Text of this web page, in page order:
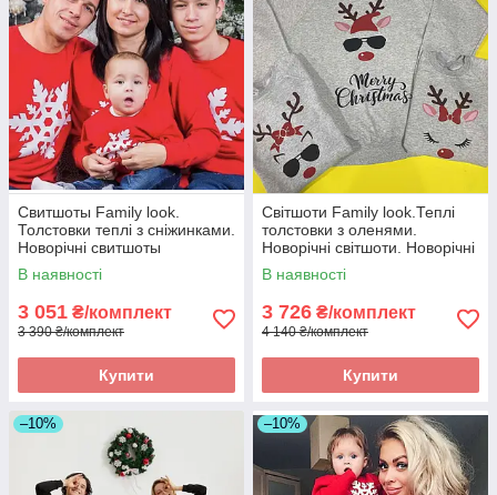
Свитшоты Family look.
Толстовки теплі з сніжинками.
Новорічні свитшоты
В наявності
3 051 ₴/комплект
3 390 ₴/комплект
Купити
Світшоти Family look.Теплі
толстовки з оленями.
Новорічні світшоти. Новорічні
светри
В наявності
3 726 ₴/комплект
4 140 ₴/комплект
Купити
–10% –10%